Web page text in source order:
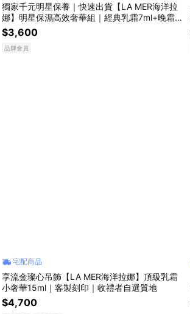
獨家千元明星保養｜快速出貨【LA MER海洋拉
娜】明星保濕高效奢華組｜經典乳霜7ml+晚霜7
ml+超能水15ml+平衡水15ml享化妝包｜送女生
｜送男生｜生日禮物｜喬遷禮物
$3,600
品牌會員
宅配商品
享流金璨心吊飾【LA MER海洋拉娜】頂級乳霜
小奢華15ml｜客製刻印｜收禮者自選質地
$4,700